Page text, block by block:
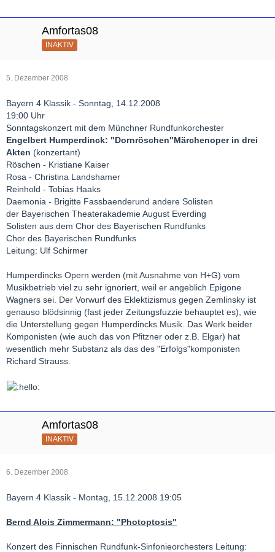
Amfortas08
INAKTIV
5. Dezember 2008
Bayern 4 Klassik - Sonntag, 14.12.2008
19:00 Uhr
Sonntagskonzert mit dem Münchner Rundfunkorchester
Engelbert Humperdinck: "Dornröschen"Märchenoper in drei
Akten (konzertant)
Röschen - Kristiane Kaiser
Rosa - Christina Landshamer
Reinhold - Tobias Haaks
Daemonia - Brigitte Fassbaenderund andere Solisten
der Bayerischen Theaterakademie August Everding
Solisten aus dem Chor des Bayerischen Rundfunks
Chor des Bayerischen Rundfunks
Leitung: Ulf Schirmer
Humperdincks Opern werden (mit Ausnahme von H+G) vom
Musikbetrieb viel zu sehr ignoriert, weil er angeblich Epigone
Wagners sei. Der Vorwurf des Eklektizismus gegen Zemlinsky ist
genauso blödsinnig (fast jeder Zeitungsfuzzie behauptet es), wie
die Unterstellung gegen Humperdincks Musik. Das Werk beider
Komponisten (wie auch das von Pfitzner oder z.B. Elgar) hat
wesentlich mehr Substanz als das des "Erfolgs"komponisten
Richard Strauss.
Amfortas08
INAKTIV
6. Dezember 2008
Bayern 4 Klassik - Montag, 15.12.2008 19:05
Bernd Alois Zimmermann: "Photoptosis"
Konzert des Finnischen Rundfunk-Sinfonieorchesters Leitung: